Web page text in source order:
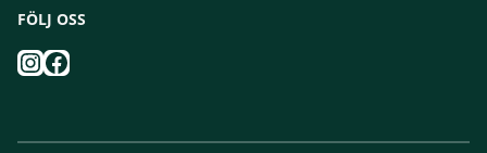
FÖLJ OSS
Instagram
Facebook